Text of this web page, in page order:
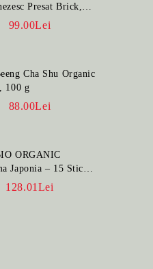
Presat Brick,
99.00Lei
Cha Shu Organic
100 g
88.00Lei
ORGANIC
Japonia – 15 Stick-
128.01Lei